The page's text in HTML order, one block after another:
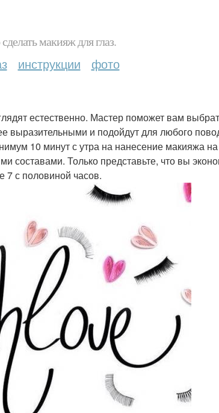
макияж для глаз.
инструкции фото
естественно. Мастер поможет вам
выразительными и подойдут для любого
10 минут с утра на нанесение макияжа на
составами. Только представьте, что вы
7 с половиной часов.